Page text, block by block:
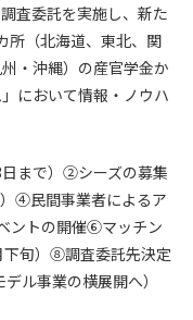
査委託を実施し、新た
所（北海道、東北、関
・沖縄）の産官学金か
において情報・ノウハ
まで）②シーズの募集
④民間事業者によるア
ントの開催⑥マッチン
旬）⑧調査委託先決定
ル事業の横展開へ）
込みをした者が以下
た場合、その者の会
ます。
場合
あった場合
に会員申込手続き処
当と判断した場合
が前項の何れかに該
取り消すことがあり